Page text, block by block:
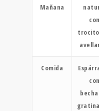
Mañana
con
Comida
con